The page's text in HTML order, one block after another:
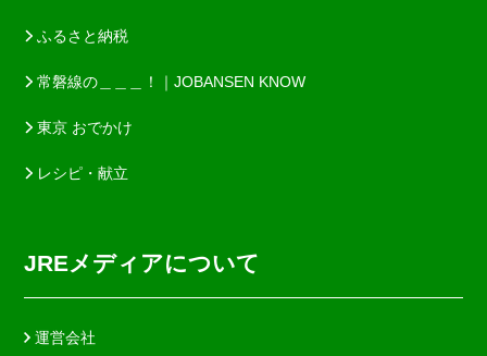
ふるさと納税
常磐線の＿＿＿！｜JOBANSEN KNOW
東京 おでかけ
レシピ・献立
JREメディアについて
運営会社